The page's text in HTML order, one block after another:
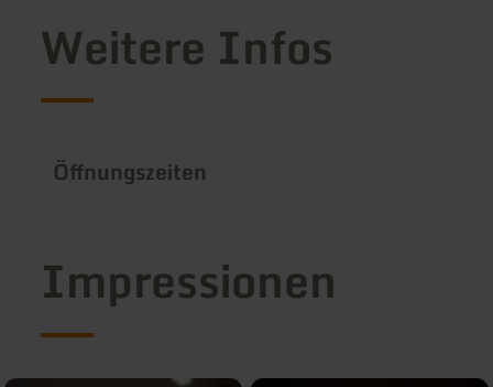
Weitere Infos
Öffnungszeiten
Impressionen